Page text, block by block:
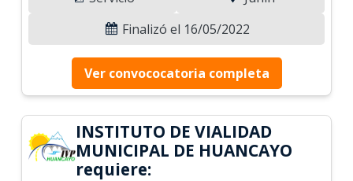
Finalizó el 16/05/2022
Ver convococatoria completa
INSTITUTO DE VIALIDAD
MUNICIPAL DE HUANCAYO
requiere: